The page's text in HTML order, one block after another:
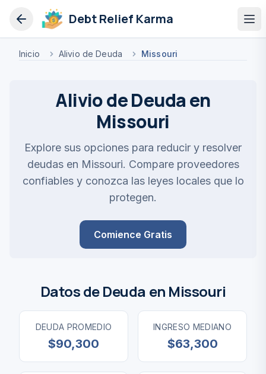
Debt Relief Karma
Inicio Alivio de Deuda Missouri
Alivio de Deuda en
Missouri
Explore sus opciones para reducir y resolver
deudas en Missouri. Compare proveedores
confiables y conozca las leyes locales que lo
protegen.
Comience Gratis
Datos de Deuda en Missouri
DEUDA PROMEDIO
$90,300
INGRESO MEDIANO
$63,300